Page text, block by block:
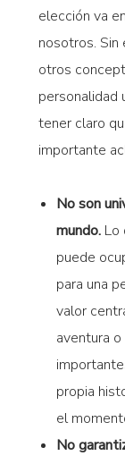
elección va
nosotros. Sin
otros
personalidad
tener claro
importante
No son
mundo.Lo
puede
para una
valor
aventura
propia
el
No